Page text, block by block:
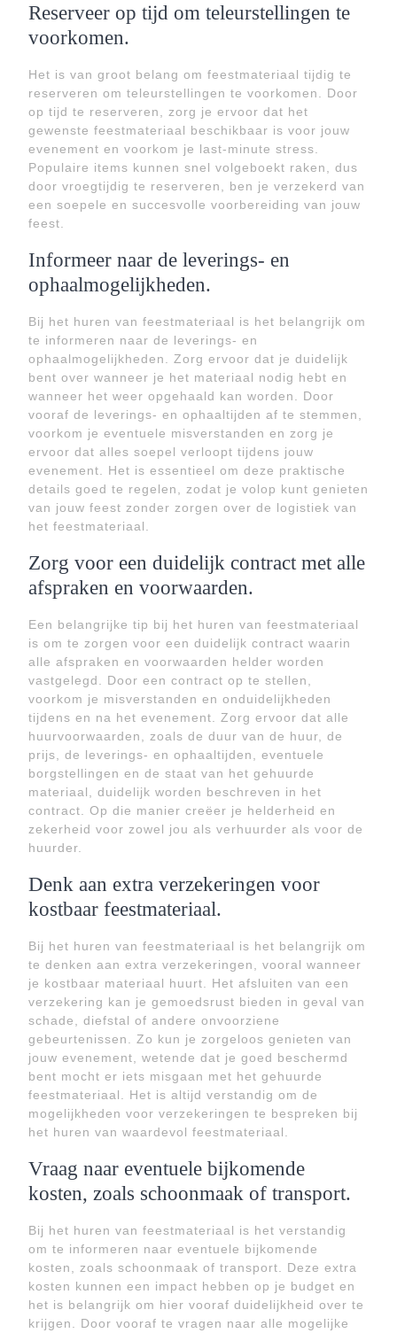
Reserveer op tijd om teleurstellingen te
voorkomen.
Het is van groot belang om feestmateriaal tijdig te
reserveren om teleurstellingen te voorkomen. Door
op tijd te reserveren, zorg je ervoor dat het
gewenste feestmateriaal beschikbaar is voor jouw
evenement en voorkom je last-minute stress.
Populaire items kunnen snel volgeboekt raken, dus
door vroegtijdig te reserveren, ben je verzekerd van
een soepele en succesvolle voorbereiding van jouw
feest.
Informeer naar de leverings- en
ophaalmogelijkheden.
Bij het huren van feestmateriaal is het belangrijk om
te informeren naar de leverings- en
ophaalmogelijkheden. Zorg ervoor dat je duidelijk
bent over wanneer je het materiaal nodig hebt en
wanneer het weer opgehaald kan worden. Door
vooraf de leverings- en ophaaltijden af te stemmen,
voorkom je eventuele misverstanden en zorg je
ervoor dat alles soepel verloopt tijdens jouw
evenement. Het is essentieel om deze praktische
details goed te regelen, zodat je volop kunt genieten
van jouw feest zonder zorgen over de logistiek van
het feestmateriaal.
Zorg voor een duidelijk contract met alle
afspraken en voorwaarden.
Een belangrijke tip bij het huren van feestmateriaal
is om te zorgen voor een duidelijk contract waarin
alle afspraken en voorwaarden helder worden
vastgelegd. Door een contract op te stellen,
voorkom je misverstanden en onduidelijkheden
tijdens en na het evenement. Zorg ervoor dat alle
huurvoorwaarden, zoals de duur van de huur, de
prijs, de leverings- en ophaaltijden, eventuele
borgstellingen en de staat van het gehuurde
materiaal, duidelijk worden beschreven in het
contract. Op die manier creëer je helderheid en
zekerheid voor zowel jou als verhuurder als voor de
huurder.
Denk aan extra verzekeringen voor
kostbaar feestmateriaal.
Bij het huren van feestmateriaal is het belangrijk om
te denken aan extra verzekeringen, vooral wanneer
je kostbaar materiaal huurt. Het afsluiten van een
verzekering kan je gemoedsrust bieden in geval van
schade, diefstal of andere onvoorziene
gebeurtenissen. Zo kun je zorgeloos genieten van
jouw evenement, wetende dat je goed beschermd
bent mocht er iets misgaan met het gehuurde
feestmateriaal. Het is altijd verstandig om de
mogelijkheden voor verzekeringen te bespreken bij
het huren van waardevol feestmateriaal.
Vraag naar eventuele bijkomende
kosten, zoals schoonmaak of transport.
Bij het huren van feestmateriaal is het verstandig
om te informeren naar eventuele bijkomende
kosten, zoals schoonmaak of transport. Deze extra
kosten kunnen een impact hebben op je budget en
het is belangrijk om hier vooraf duidelijkheid over te
krijgen. Door vooraf te vragen naar alle mogelijke